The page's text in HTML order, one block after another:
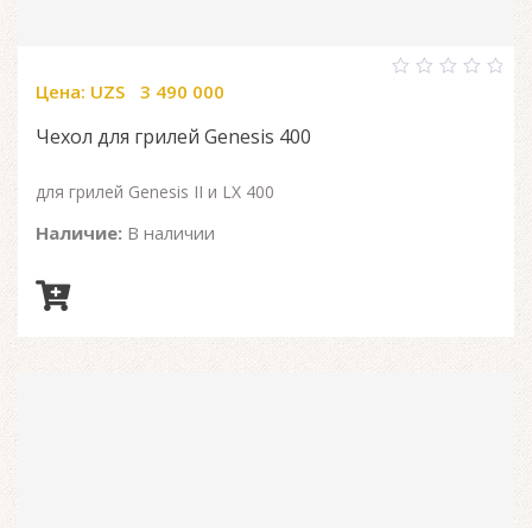
Цена: UZS 3 490 000
Чехол для грилей Genesis 400
для грилей Genesis II и LX 400
Наличие: В наличии